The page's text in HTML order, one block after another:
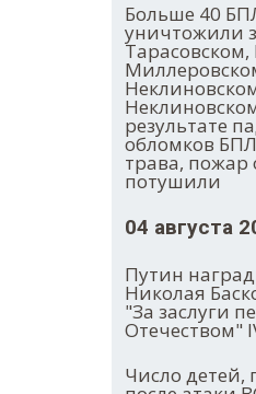
Больше 40
уничтожили
результате
обломков
трава, пожар
потушили
04 августа
Путин
Николая
"За заслуги
Отечеством"
Число детей,